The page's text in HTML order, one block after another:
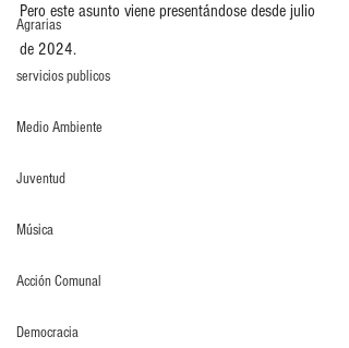
Agrarias
servicios publicos
Medio Ambiente
Juventud
Música
Acción Comunal
Democracia
Pero este asunto viene presentándose desde julio
de 2024.